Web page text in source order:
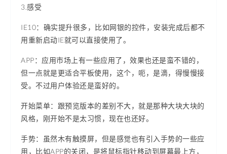
3.感受
IE10：确实提升很多，比如网银的控件，安装完成后都不
用重新启动IE就可以直接使用了。
APP：应用市场上有一些应用了，效果也还是蛮不错的，
但一点就是更适合平板使用，这个，呃，是滴，得慢慢接
受。不过用户体验还是蛮好的。
开始菜单：跟预览版本的差别不大，就是那种大块大块的
风格，刚开始不是太习惯，现在也还好。
手势：虽然木有触摸屏，但是感觉也有引入手势的一些应
用，比如APP的关闭，是将鼠标指针移动到屏幕最上方，